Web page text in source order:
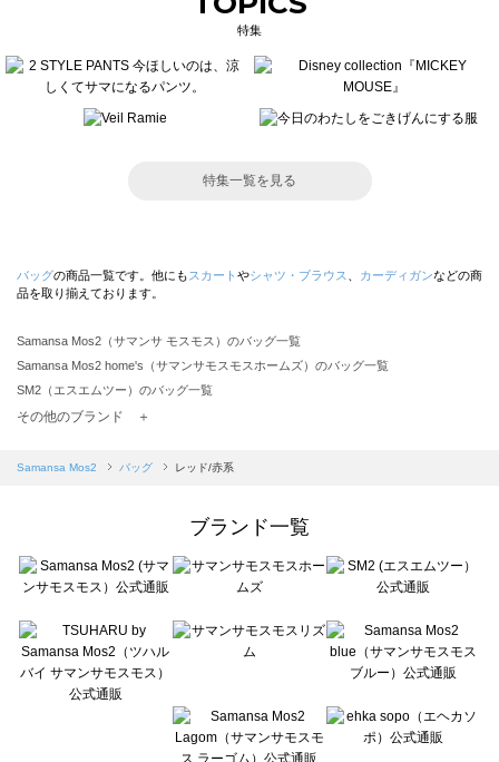
特集
特集一覧を見る
バッグの商品一覧です。他にも スカート やシャツ・ブラウス カーディガンなどの商
品を取り揃えております。
Samansa Mos2（サマンサ モスモス）のバッグ一覧
Samansa Mos2 home's（サマンサモスモスホームズ）のバッグ一覧
SM2（エスエムツー）のバッグ一覧
TSUHARU by Samansa Mos2（ツハルバイサマンサモスモス）のバッグ一覧
Samansa Mos2 blue（サマンサモスモス ブルー）のバッグ一覧
sō4ū（ソウフォーユー）のバッグ一覧
Te chichi（テチチ）のバッグ一覧
Te chichi CLASSIC（テチチ クラシック）のバッグ一覧
Lugnoncure（ルノンキュール）のバッグ一覧
BETTY'S BLUE（べティーズブルー）のバッグ一覧
Wpc.（ワールドパーティー）のバッグ一覧
その他のブランド ＋
Samansa Mos2 バッグ レッド/赤系
ブランド一覧